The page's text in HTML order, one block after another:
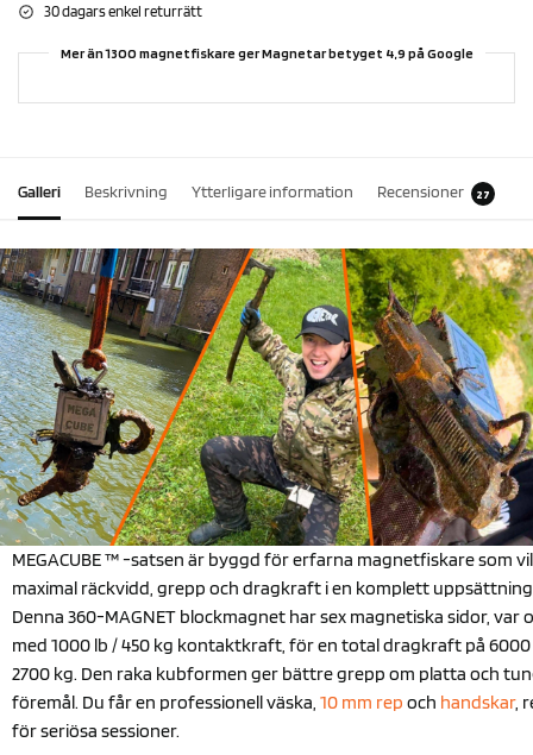
30 dagars enkel returrätt
Mer än 1300 magnetfiskare ger Magnetar betyget 4,9 på Google
Galleri Beskrivning Ytterligare information Recensioner 27
MEGACUBE ™ -satsen är byggd för erfarna magnetfiskare som
maximal räckvidd, grepp och dragkraft i en komplett
Denna 360-MAGNET blockmagnet har sex magnetiska sidor, var
med 1000 lb / 450 kg kontaktkraft, för en total dragkraft på 6000
2700 kg. Den raka kubformen ger bättre grepp om platta och
föremål. Du får en professionell väska, 10 mm rep och handskar,
för seriösa sessioner.